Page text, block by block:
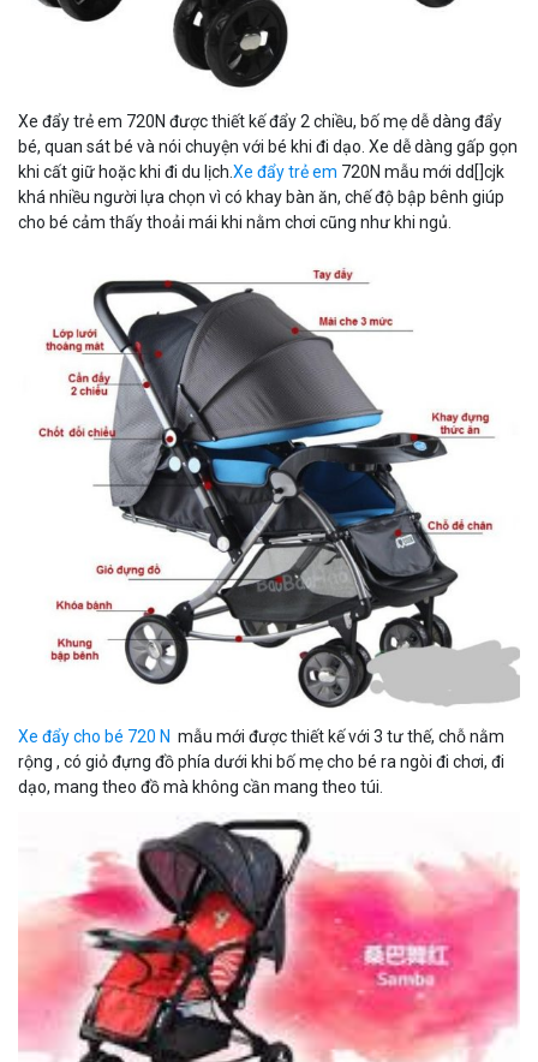
Xe đẩy trẻ em 720N được thiết kế đẩy 2 chiều, bố mẹ dễ dàng đẩy
bé, quan sát bé và nói chuyện với bé khi đi dạo. Xe dễ dàng gấp gọn
khi cất giữ hoặc khi đi du lịch. Xe đẩy trẻ em 720N mẫu mới dd[]cjk
khá nhiều người lựa chọn vì có khay bàn ăn, chế độ bập bênh giúp
cho bé cảm thấy thoải mái khi nằm chơi cũng như khi ngủ.
Xe đẩy cho bé 720 N mẫu mới được thiết kế với 3 tư thế, chỗ nằm
rộng , có giỏ đựng đồ phía dưới khi bố mẹ cho bé ra ngòi đi chơi, đi
dạo, mang theo đồ mà không cần mang theo túi.